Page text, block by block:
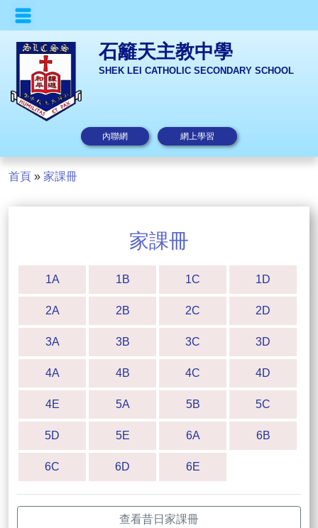
石籬天主教中學
SHEK LEI CATHOLIC SECONDARY SCHOOL
內聯網 網上學習
首頁 » 家課冊
家課冊
1A 1B 1C 1D
2A 2B 2C 2D
3A 3B 3C 3D
4A 4B 4C 4D
4E 5A 5B 5C
5D 5E 6A 6B
6C 6D 6E
查看昔日家課冊